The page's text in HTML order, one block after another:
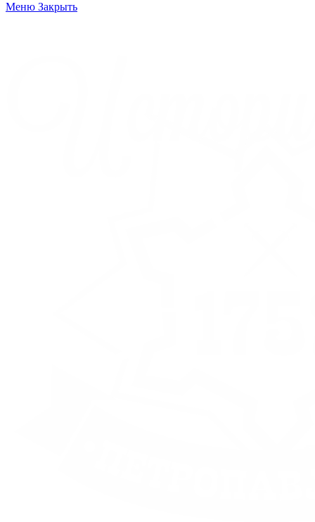
Меню Закрыть